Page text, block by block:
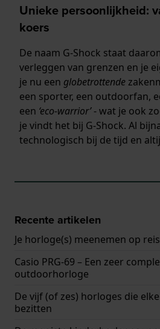
Unieke persoonlijkheid:
koers
De naam G-Shock staat
verleggen van grenzen en je
je nu een globetrottende
een sporter, een outdoorfan,
een ‘eco-warrior’- wat je ook
je vindt het bij G-Shock. Al
technologisch bij de tijd en
Recente artikelen
Je horloge(s) meenemen op
Casio PRG-69 – Een zeer
outdoorhorloge
De vijf (of zes) horloges die
bezitten